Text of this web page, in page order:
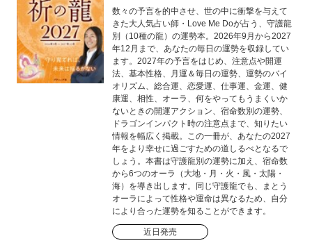
数々の予言を的中させ、世の中に衝撃を与えて
きた大人気占い師・Love Me Doが占う、守護龍
別（10種の龍）の運勢本。2026年9月から2027
年12月まで、あなたの毎日の運勢を収録してい
ます。2027年の予言をはじめ、注意点や開運
法、基本性格、月運＆毎日の運勢、運勢のバイ
オリズム、総合運、恋愛運、仕事運、金運、健
康運、相性、オーラ、何をやってもうまくいか
ないときの開運アクション、宿命数別の運勢、
ドラゴンインパクト時の注意点まで、知りたい
情報を幅広く掲載。この一冊が、あなたの2027
年をより幸せに過ごすための道しるべとなるで
しょう。本書は守護龍別の運勢に加え、宿命数
から6つのオーラ（大地・月・火・風・太陽・
海）を導き出します。同じ守護龍でも、まとう
オーラによって性格や運命は異なるため、自分
により合った運勢を知ることができます。
近日発売